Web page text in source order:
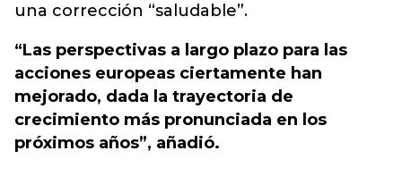
una corrección “saludable”.
“Las perspectivas a largo plazo para las
acciones europeas ciertamente han
mejorado, dada la trayectoria de
crecimiento más pronunciada en los
próximos años”, añadió.